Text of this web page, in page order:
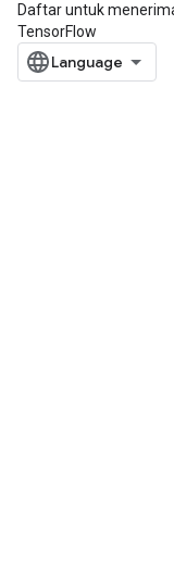
Daftar untuk
TensorFlow